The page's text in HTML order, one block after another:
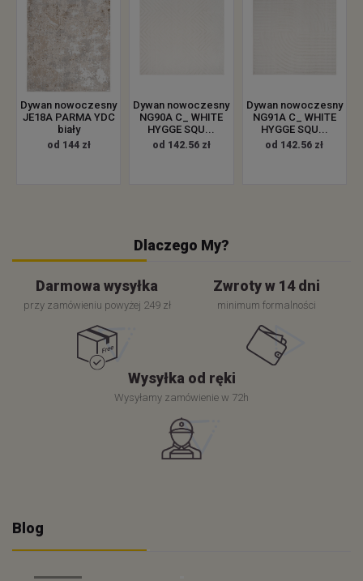
Dywan nowoczesny
JE18A PARMA YDC
biały
od 144 zł
Dywan nowoczesny
NG90A C_ WHITE
HYGGE SQU...
od 142.56 zł
Dywan nowoczesny
NG91A C_ WHITE
HYGGE SQU...
od 142.56 zł
Dlaczego My?
Darmowa wysyłka
przy zamówieniu powyżej 249 zł
Zwroty w 14 dni
minimum formalności
Wysyłka od ręki
Wysyłamy zamówienie w 72h
Blog